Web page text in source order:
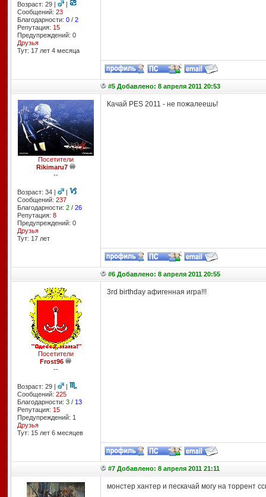
Возраст: 29 |
|
Сообщений: 23
Благодарности: 0/ 2
Репутация: 15
Предупреждений: 0
Друзья
Тут: 17 лет 4 месяцa
#5 Добавлено: 8 апреля 2011 20:53
Посетители
Rikimaru7
--
Возраст: 34 |
|
Сообщений: 237
Благодарности: 2/ 26
Репутация: 8
Предупреждений: 0
Друзья
Тут: 17 лет
Качай PES 2011 - не пожалеешь!
#6 Добавлено: 8 апреля 2011 20:55
Посетители
Frost96
--
Возраст: 29 |
|
Сообщений: 225
Благодарности: 3/ 13
Репутация: 15
Предупреждений: 1
Друзья
Тут: 15 лет 6 месяцев
3rd birthday афигенная игра!!!
#7 Добавлено: 8 апреля 2011 21:11
монстер хантер и пескачай могу на торрент